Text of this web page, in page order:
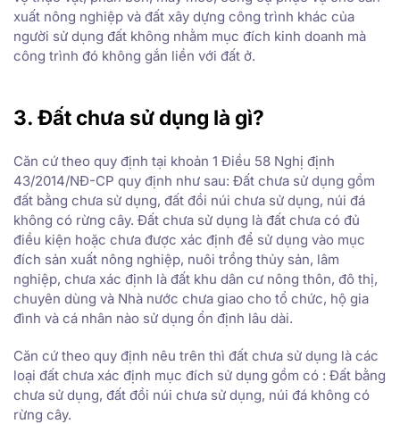
xuất nông nghiệp và đất xây dựng công trình khác của
người sử dụng đất không nhằm mục đích kinh doanh mà
công trình đó không gắn liền với đất ở.
3. Đất chưa sử dụng là gì?
Căn cứ theo quy định tại khoản 1 Điều 58 Nghị định
43/2014/NĐ-CP quy định như sau: Đất chưa sử dụng gồm
đất bằng chưa sử dụng, đất đồi núi chưa sử dụng, núi đá
không có rừng cây. Đất chưa sử dụng là đất chưa có đủ
điều kiện hoặc chưa được xác định để sử dụng vào mục
đích sản xuất nông nghiệp, nuôi trồng thủy sản, lâm
nghiệp, chưa xác định là đất khu dân cư nông thôn, đô thị,
chuyên dùng và Nhà nước chưa giao cho tổ chức, hộ gia
đình và cá nhân nào sử dụng ổn định lâu dài.
Căn cứ theo quy định nêu trên thì đất chưa sử dụng là các
loại đất chưa xác định mục đích sử dụng gồm có : Đất bằng
chưa sử dụng, đất đồi núi chưa sử dụng, núi đá không có
rừng cây.